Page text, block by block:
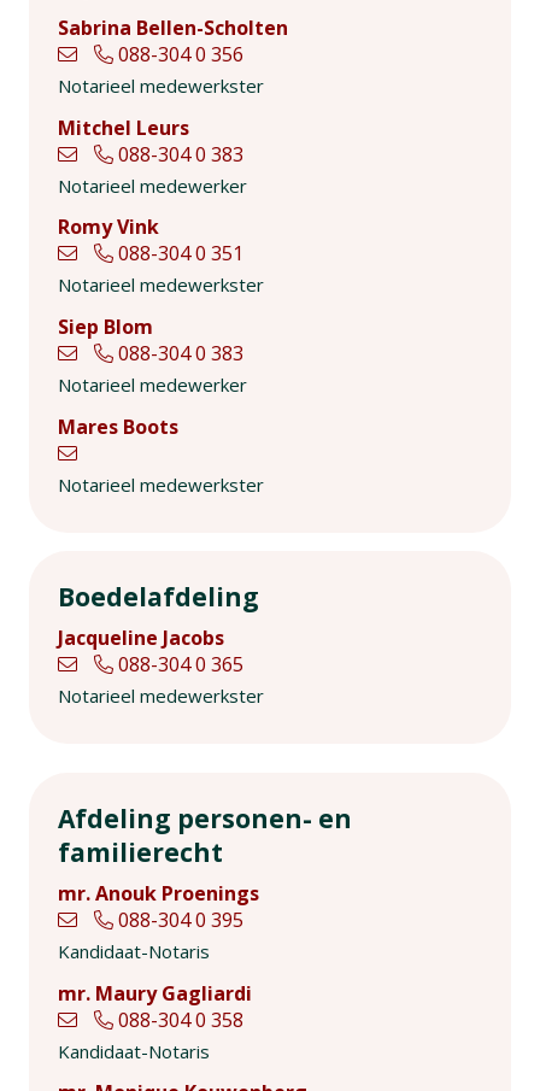
Sabrina Bellen-Scholten
088-304 0 356
Notarieel medewerkster
Mitchel Leurs
088-304 0 383
Notarieel medewerker
Romy Vink
088-304 0 351
Notarieel medewerkster
Siep Blom
088-304 0 383
Notarieel medewerker
Mares Boots
Notarieel medewerkster
Boedelafdeling
Jacqueline Jacobs
088-304 0 365
Notarieel medewerkster
Afdeling personen- en
familierecht
mr. Anouk Proenings
088-304 0 395
Kandidaat-Notaris
mr. Maury Gagliardi
088-304 0 358
Kandidaat-Notaris